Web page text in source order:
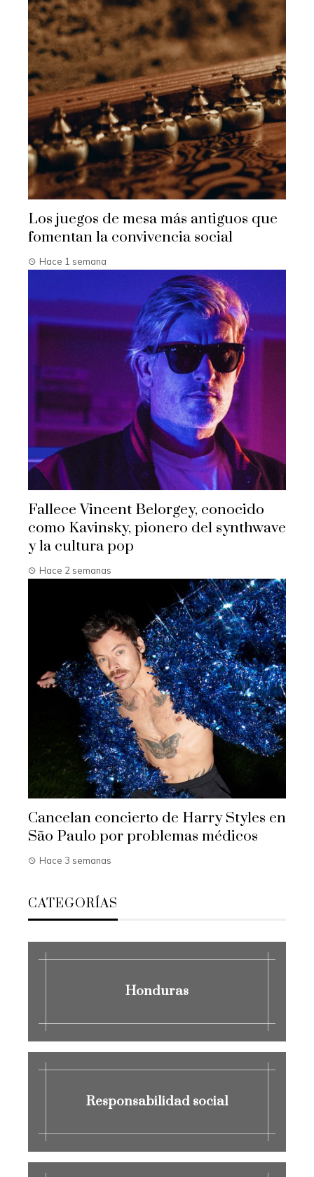
Los juegos de mesa más antiguos que
fomentan la convivencia social
Hace 1 semana
Fallece Vincent Belorgey, conocido
como Kavinsky, pionero del synthwave
y la cultura pop
Hace 2 semanas
Cancelan concierto de Harry Styles en
São Paulo por problemas médicos
Hace 3 semanas
CATEGORÍAS
Honduras
Responsabilidad social